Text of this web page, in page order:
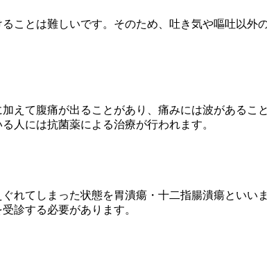
ことは難しいです。そのため、吐き気や嘔吐以外
えて腹痛が出ることがあり、痛みには波があるこ
人には抗菌薬による治療が行われます。
れてしまった状態を胃潰瘍・十二指腸潰瘍といい
診する必要があります。